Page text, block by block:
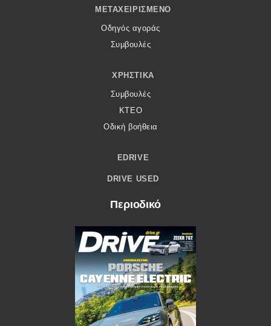
ΜΕΤΑΧΕΙΡΙΣΜΈΝΟ
Οδηγός αγοράς
Συμβουλές
ΧΡΗΣΤΙΚΆ
Συμβουλές
ΚΤΕΟ
Οδική βοήθεια
EDRIVE
DRIVE USED
Περιοδικό